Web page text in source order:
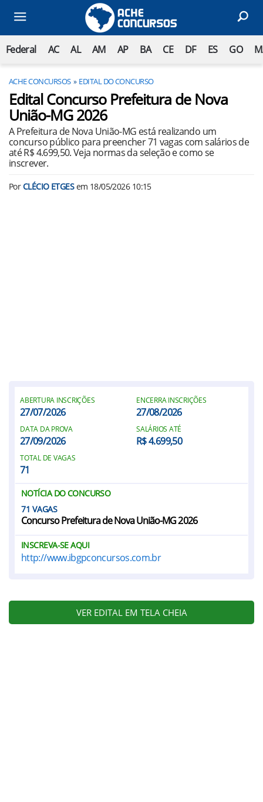
Federal AC AL AM AP BA CE DF ES GO
ACHE CONCURSOS EDITAL DO CONCURSO
Edital Concurso Prefeitura de Nova
União-MG 2026
A Prefeitura de Nova União-MG está realizando um
concurso público para preencher 71 vagas com salários de
até R$ 4.699,50. Veja normas da seleção e como se
inscrever.
PorCLÉCIO ETGESem 18/05/2026 10:15
ABERTURA INSCRIÇÕES
27/07/2026
ENCERRA INSCRIÇÕES
27/08/2026
DATA DA PROVA
27/09/2026
SALÁRIOS ATÉ
R$ 4.699,50
TOTAL DE VAGAS
71
NOTÍCIA DO CONCURSO
71
Concurso Prefeitura de Nova União-MG 2026
INSCREVA-SE AQUI
http://www.ibgpconcursos.com.br
VER EDITAL EM TELA CHEIA